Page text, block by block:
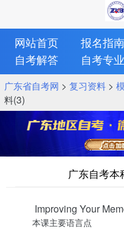
网站首页 报名指南
自考解答
自考专业
广东省自考网 > 复习资料>
料(3)
广东自考
Improving Your
本课主要语言点